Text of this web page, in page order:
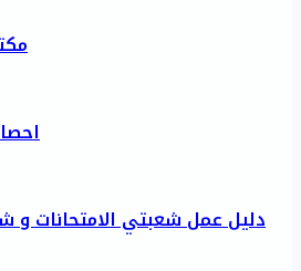
دليل عمل شعبتي الامتحانات و